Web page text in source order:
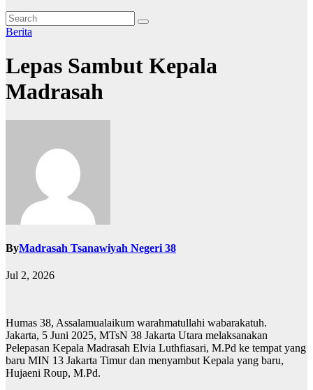
Berita
Lepas Sambut Kepala
Madrasah
ByMadrasah Tsanawiyah Negeri 38
Jul 2, 2026
Humas 38, Assalamualaikum warahmatullahi wabarakatuh.
Jakarta, 5 Juni 2025, MTsN 38 Jakarta Utara melaksanakan
Pelepasan Kepala Madrasah Elvia Luthfiasari, M.Pd ke tempat yang
baru MIN 13 Jakarta Timur dan menyambut Kepala yang baru,
Hujaeni Roup, M.Pd.